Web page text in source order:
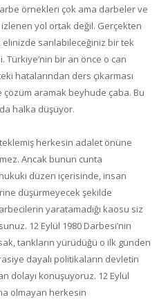
örnekleri çok ama darbeler ve
yol ortak değil. Gerçekten
elinizde sarılabileceğiniz bir tek
Türkiye’nin bir an önce o can
hatalarından ders çıkarması
çözüm aramak beyhude çaba. Bu
halka düşüyor.
herkesin adalet önüne
Ancak bunun cunta
düzen içerisinde, insan
düşürmeyecek şekilde
yaratamadığı kaosu siz
12 Eylül 1980 Darbesi’nin
tankların yürüdüğü o ilk günden
dayalı politikaların devletin
dolayı konuşuyoruz. 12 Eylül
olmayan herkesin